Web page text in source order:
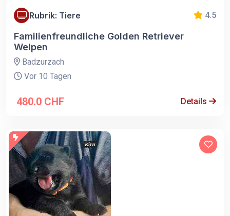
Rubrik: Tiere 4.5
Familienfreundliche Golden Retriever
Welpen
Badzurzach
Vor 10 Tagen
480.0 CHF Details